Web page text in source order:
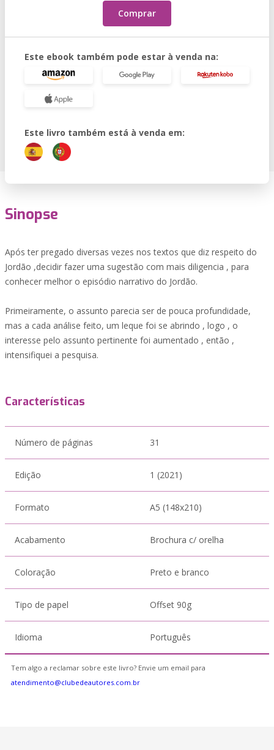
Comprar
Este ebook também pode estar à venda na:
Este livro também está à venda em:
Sinopse
Após ter pregado diversas vezes nos textos que diz respeito do
Jordão ,decidir fazer uma sugestão com mais diligencia , para
conhecer melhor o episódio narrativo do Jordão.
Primeiramente, o assunto parecia ser de pouca profundidade,
mas a cada análise feito, um leque foi se abrindo , logo , o
interesse pelo assunto pertinente foi aumentado , então ,
intensifiquei a pesquisa.
Características
Número de páginas 31
Edição 1 (2021)
Formato A5 (148x210)
Acabamento Brochura c/ orelha
Coloração Preto e branco
Tipo de papel Offset 90g
Idioma Português
Tem algo a reclamar sobre este livro? Envie um email para
atendimento@clubedeautores.com.br